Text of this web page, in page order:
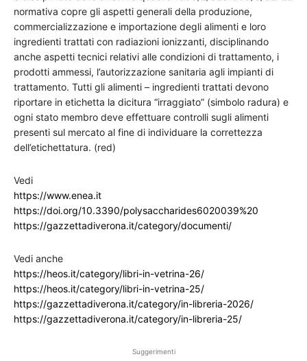
normativa copre gli aspetti generali della produzione,
commercializzazione e importazione degli alimenti e loro
ingredienti trattati con radiazioni ionizzanti, disciplinando
anche aspetti tecnici relativi alle condizioni di trattamento, i
prodotti ammessi, l’autorizzazione sanitaria agli impianti di
trattamento. Tutti gli alimenti – ingredienti trattati devono
riportare in etichetta la dicitura “irraggiato” (simbolo radura) e
ogni stato membro deve effettuare controlli sugli alimenti
presenti sul mercato al fine di individuare la correttezza
dell’etichettatura. (red)
Vedi
https://www.enea.it
https://doi.org/10.3390/polysaccharides6020039%20
https://gazzettadiverona.it/category/documenti/
Vedi anche
https://heos.it/category/libri-in-vetrina-26/
https://heos.it/category/libri-in-vetrina-25/
https://gazzettadiverona.it/category/in-libreria-2026/
https://gazzettadiverona.it/category/in-libreria-25/
Suggerimenti